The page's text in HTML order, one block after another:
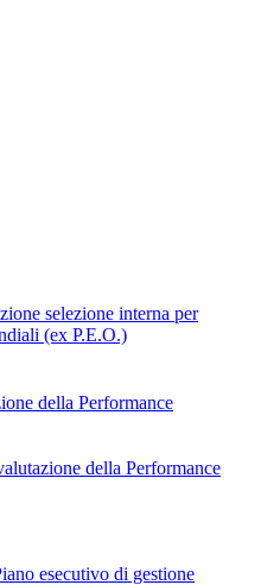
selezione interna per
(ex P.E.O.)
della Performance
della Performance
esecutivo di gestione